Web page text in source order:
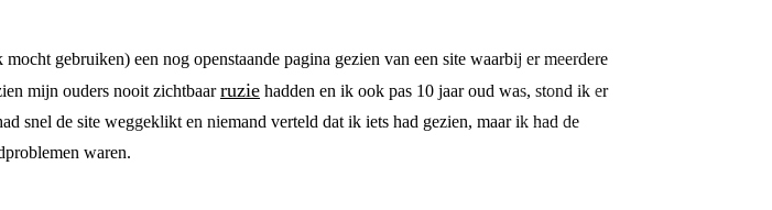
gebruiken) een nog openstaande pagina gezien van een site waarbij er meerdere
mijn ouders nooit zichtbaarruzie hadden en ik ook pas 10 jaar oud was, stond ik er
snel de site weggeklikt en niemand verteld dat ik iets had gezien, maar ik had de
waren.